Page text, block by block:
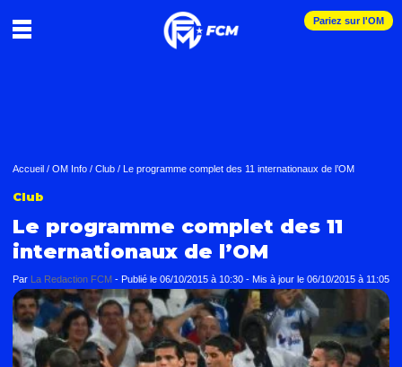
Pariez sur l'OM
Accueil / OM Info / Club / Le programme complet des 11 internationaux de l’OM
Club
Le programme complet des 11
internationaux de l’OM
Par La Redaction FCM - Publié le 06/10/2015 à 10:30 - Mis à jour le 06/10/2015 à 11:05